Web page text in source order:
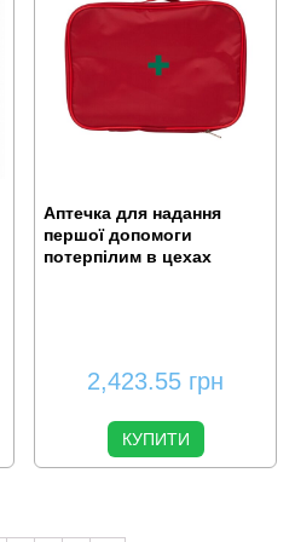
Аптечка для надання
першої допомоги
потерпілим в цехах
2,423.55 грн
КУПИТИ